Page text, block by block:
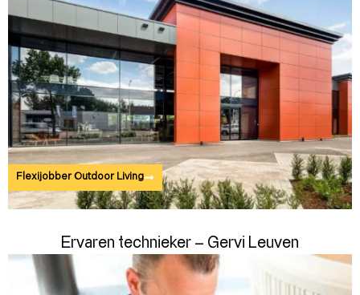
Flexijobber Outdoor Living
Ervaren technieker – Gervi Leuven